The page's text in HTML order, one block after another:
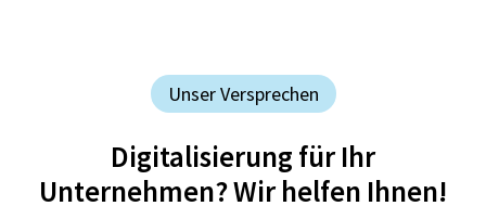
Unser Versprechen
Digitalisierung für Ihr
Unternehmen? Wir helfen Ihnen!